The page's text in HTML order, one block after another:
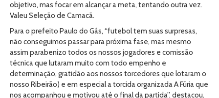
objetivo, mas focar em alcançar a meta, tentando outra vez.
Valeu Seleção de Camacã.
Para o prefeito Paulo do Gás, “futebol tem suas surpresas,
não conseguimos passar para próxima fase, mas mesmo
assim parabenizo todos os nossos jogadores e comissão
técnica que lutaram muito com todo empenho e
determinação, gratidão aos nossos torcedores que lotaram o
nosso Ribeirão) e em especial a torcida organizada A Fúria que
nos acompanhou e motivou até o final da partida”, destacou.